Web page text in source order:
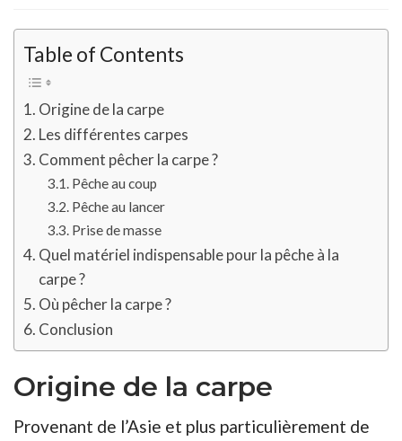
Table of Contents
Origine de la carpe
Les différentes carpes
Comment pêcher la carpe ?
Pêche au coup
Pêche au lancer
Prise de masse
Quel matériel indispensable pour la pêche à la
carpe ?
Où pêcher la carpe ?
Conclusion
Origine de la carpe
Provenant de l’Asie et plus particulièrement de